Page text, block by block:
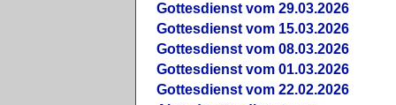
Gottesdienst vom 29.03.2026
Gottesdienst vom 15.03.2026
Gottesdienst vom 08.03.2026
Gottesdienst vom 01.03.2026
Gottesdienst vom 22.02.2026